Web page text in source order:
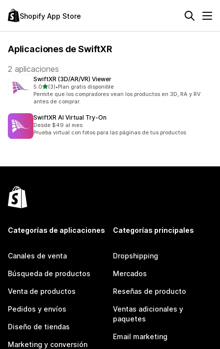
Shopify App Store
Aplicaciones de SwiftXR
2 aplicaciones
SwiftXR (3D/AR/VR) Viewer
5.0de 5 estrellas
(3)
3 reseñas en total
•Plan gratis disponible
Permite que los compradores vean los productos en 3D, RA y RV
antes de comprar.
SwiftXR AI Virtual Try‑On
Desde $49 al mes
Prueba virtual con fotos para las páginas de tus productos
Categorías de aplicaciones
Canales de venta
Búsqueda de productos
Venta de productos
Pedidos y envíos
Diseño de tiendas
Marketing y conversión
Categorías principales
Dropshipping
Mercados
Reseñas de producto
Ventas adicionales y
paquetes
Email marketing